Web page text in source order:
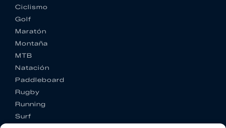
Ciclismo
Golf
Maratón
Montaña
MTB
Natación
Paddleboard
Rugby
Running
Surf